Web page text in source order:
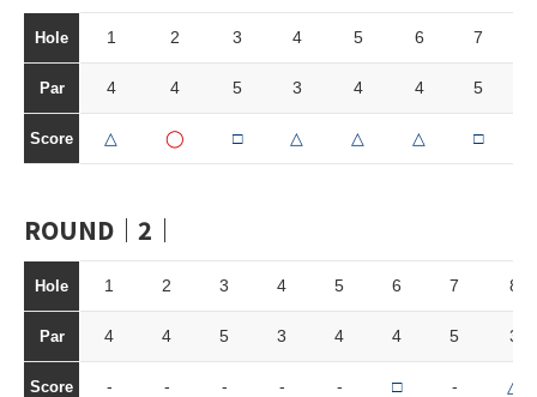
Hole 1 2 3 4 5 6 7
Par 4 4 5 3 4 4 5
Score △ ◯ □ △ △ △ □
ROUND｜2｜
Hole 1 2 3 4 5 6 7 8
Par 4 4 5 3 4 4 5 3
Score - - - - - □ - △